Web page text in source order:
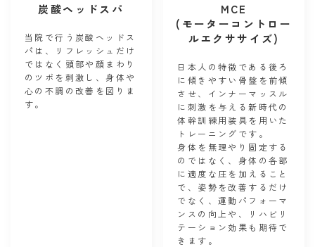
炭酸ヘッドスパ
当院で行う炭酸ヘッドス
パは、リフレッシュだけ
ではなく頭部や顔まわり
のツボを刺激し、身体や
心の不調の改善を図りま
す。
MCE
(モーターコントロー
ルエクササイズ)
日本人の特徴である後ろ
に傾きやすい骨盤を前傾
させ、インナーマッスル
に刺激を与える新時代の
体幹訓練用装具を用いた
トレーニングです。
身体を無理やり固定する
のではなく、身体の各部
に適度な圧を加えること
で、姿勢を改善するだけ
でなく、運動パフォーマ
ンスの向上や、リハビリ
テーション効果も期待で
きます。